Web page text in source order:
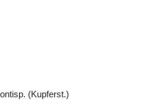
(Kupferst.)